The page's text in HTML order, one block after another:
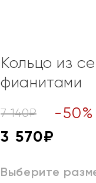
Кольцо из
фианитами
7 140₽ -50%
3 570₽
Выберите